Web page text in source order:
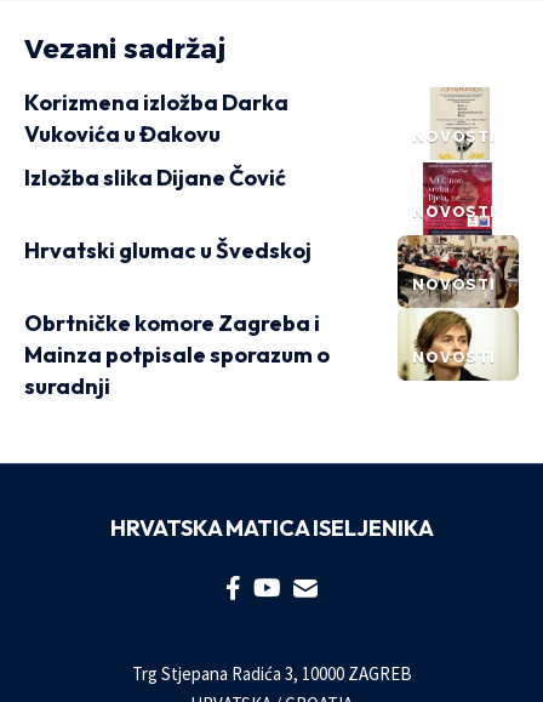
Vezani sadržaj
NOVOSTI
Korizmena izložba Darka
Vukovića u Đakovu
NOVOSTI
Izložba slika Dijane Čović
NOVOSTI
Hrvatski glumac u Švedskoj
NOVOSTI
Obrtničke komore Zagreba i
Mainza potpisale sporazum o
suradnji
HRVATSKA MATICA ISELJENIKA
Trg Stjepana Radića 3, 10000 ZAGREB